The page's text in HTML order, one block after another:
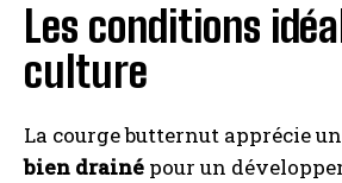
Les conditions
culture
La courge butternut apprécie
bien drainé pour un